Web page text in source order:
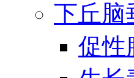
下丘脑
促性